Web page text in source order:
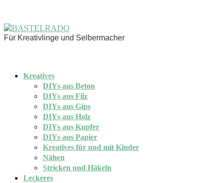
Für Kreativlinge und Selbermacher
Kreatives
DIYs aus Beton
DIYs aus Filz
DIYs aus Gips
DIYs aus Holz
DIYs aus Kupfer
DIYs aus Papier
Kreatives für und mit Kinder
Nähen
Stricken und Häkeln
Leckeres